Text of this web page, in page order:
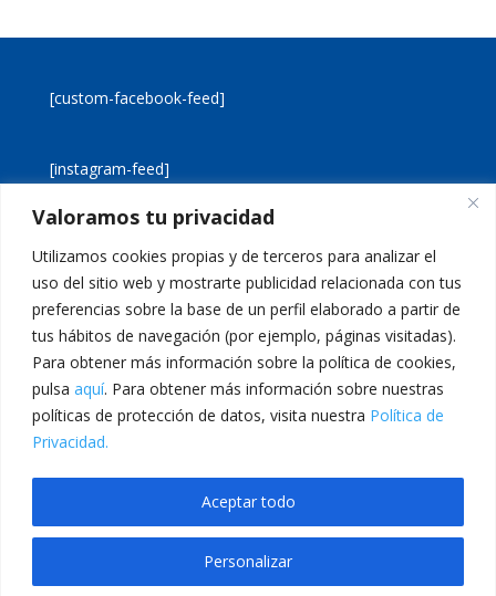
Valoramos tu privacidad
Utilizamos cookies propias y de terceros para analizar el
uso del sitio web y mostrarte publicidad relacionada con tus
preferencias sobre la base de un perfil elaborado a partir de
tus hábitos de navegación (por ejemplo, páginas visitadas).
Para obtener más información sobre la política de cookies,
pulsa aquí. Para obtener más información sobre nuestras
políticas de protección de datos, visita nuestra Política de
Privacidad.
Personalizar
Aceptar todo
[custom-facebook-feed]
[instagram-feed]
Aviso legal
Política de cookies
Calle San Martín, 56 · 46980 · Paterna · Valencia Telf:
961 383 014 · epadmon@lasallevp.es
grandpashabetJojobet Giriş